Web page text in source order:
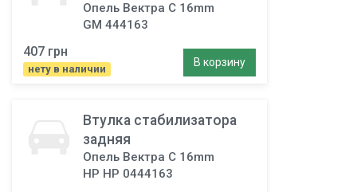
Опель Вектра C 16mm
GM 444163
407 грн
нету в наличии
В корзину
Втулка стабилизатора
задняя
Опель Вектра C 16mm
HP HP 0444163